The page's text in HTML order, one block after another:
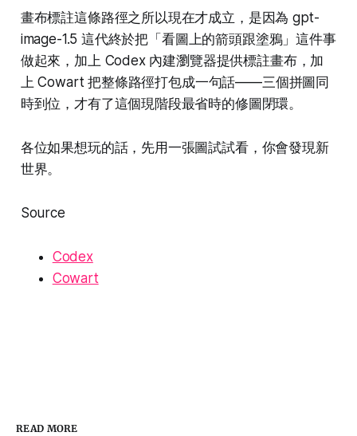
畫布標註這條路徑之所以現在才成立，是因為 gpt-
image-1.5 這代終於把「看圖上的箭頭跟塗鴉」這件事
做起來，加上 Codex 內建瀏覽器提供標註畫布，加
上 Cowart 把整條路徑打包成一句話——三個拼圖同
時到位，才有了這個現階段最省時的修圖閉環。
各位如果想玩的話，先用一張圖試試看，你會發現新
世界。
Source
Codex
Cowart
READ MORE